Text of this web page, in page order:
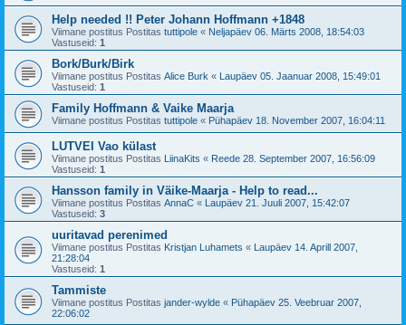
Help needed !! Peter Johann Hoffmann +1848
Viimane postitus Postitas tuttipole « Neljapäev 06. Märts 2008, 18:54:03
Vastuseid: 1
Bork/Burk/Birk
Viimane postitus Postitas Alice Burk « Laupäev 05. Jaanuar 2008, 15:49:01
Vastuseid: 1
Family Hoffmann & Vaike Maarja
Viimane postitus Postitas tuttipole « Pühapäev 18. November 2007, 16:04:11
LUTVEI Vao külast
Viimane postitus Postitas LiinaKits « Reede 28. September 2007, 16:56:09
Vastuseid: 1
Hansson family in Väike-Maarja - Help to read...
Viimane postitus Postitas AnnaC « Laupäev 21. Juuli 2007, 15:42:07
Vastuseid: 3
uuritavad perenimed
Viimane postitus Postitas Kristjan Luhamets « Laupäev 14. Aprill 2007,
21:28:04
Vastuseid: 1
Tammiste
Viimane postitus Postitas jander-wylde « Pühapäev 25. Veebruar 2007,
22:06:02